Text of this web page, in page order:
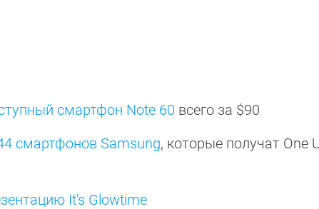
смартфон Note 60 всего за $90
смартфонов Samsung, которые получат One
It's Glowtime